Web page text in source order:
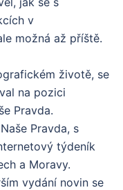
v
možná až příště.
životě, se
na pozici
Pravda.
Pravda, s
týdeník
a Moravy.
vydání novin se